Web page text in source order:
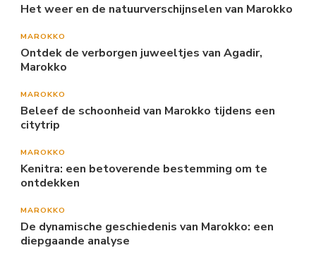
Het weer en de natuurverschijnselen van Marokko
MAROKKO
Ontdek de verborgen juweeltjes van Agadir,
Marokko
MAROKKO
Beleef de schoonheid van Marokko tijdens een
citytrip
MAROKKO
Kenitra: een betoverende bestemming om te
ontdekken
MAROKKO
De dynamische geschiedenis van Marokko: een
diepgaande analyse